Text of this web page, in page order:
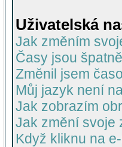
Uživatelská
Jak změním
Časy jsou
Změnil jsem
Můj jazyk není
Jak zobrazím
Jak změní svoje
Když kliknu na